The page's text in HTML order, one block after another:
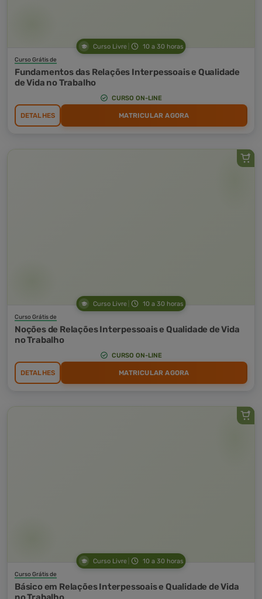
Curso Livre 10 a 30 horas
Curso Grátis de
Fundamentos das Relações Interpessoais e Qualidade
de Vida no Trabalho
CURSO ON-LINE
DETALHES MATRICULAR AGORA
Curso Livre 10 a 30 horas
Curso Grátis de
Noções de Relações Interpessoais e Qualidade de Vida
no Trabalho
CURSO ON-LINE
DETALHES MATRICULAR AGORA
Curso Livre 10 a 30 horas
Curso Grátis de
Básico em Relações Interpessoais e Qualidade de Vida